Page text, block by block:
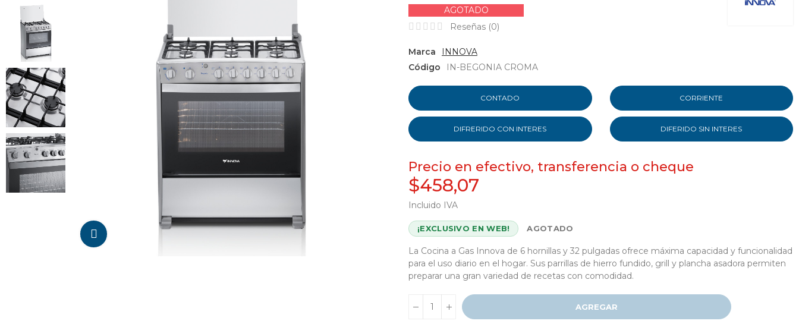
AGOTADO
Reseñas (0)
Marca
INNOVA
Código
IN-BEGONIA CROMA
CONTADO CORRIENTE
DIFRERIDO CON INTERES DIFERIDO SIN INTERES
Precio en efectivo, transferencia o cheque
$458,07
Incluido IVA
¡EXCLUSIVO EN WEB! AGOTADO
La Cocina a Gas Innova de 6 hornillas y 32 pulgadas ofrece máxima capacidad y funcionalidad
para el uso diario en el hogar. Sus parrillas de hierro fundido, grill y plancha asadora permiten
preparar una gran variedad de recetas con comodidad.
AGREGAR